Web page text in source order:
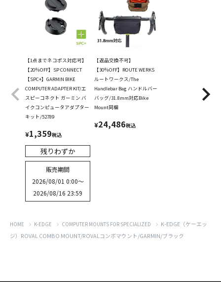
【1点までネコポス対応可】
【20％OFF】SP CONNECT
【SPC+】GARMIN BIKE
COMPUTER ADAPTER KIT/エ
スピーコネクト ガーミン バ
イクコンピュータアダプター
キット/52789
¥1,359税込
残りわずか
販売期間
2026/08/01 0:00〜
2026/08/16 23:59
【返品交換不可】
【30％OFF】ROUTE WERKS
ルートワークス/The
Handlebar Bag ハンドルバー
バッグ/31.8mm対応Bike
Mount同梱
¥24,486税込
HOME K-EDGE COMPUTER MOUNTS FOR SPECIALIZED
K-EDGE（ケーエッ
ジ）ROVAL COMBO MOUNT/ROVALコンボマウント/GARMIN/ブラック